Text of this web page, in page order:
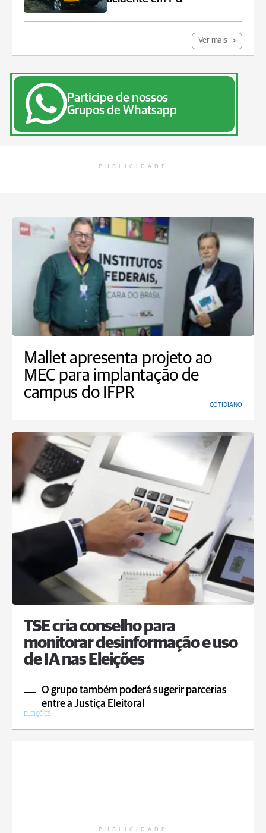
Ver mais
Participe de nossos
Grupos de Whatsapp
PUBLICIDADE
Mallet apresenta projeto ao
MEC para implantação de
campus do IFPR
COTIDIANO
TSE cria conselho para
monitorar desinformação e uso
de IA nas Eleições
O grupo também poderá sugerir parcerias
entre a Justiça Eleitoral
ELEIÇÕES
PUBLICIDADE